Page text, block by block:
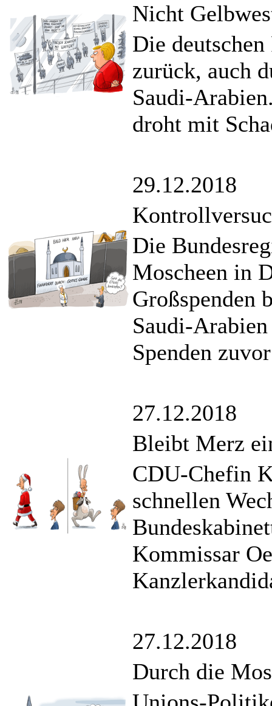
Nicht
Die
zurück, auch
Saudi-
droht mit
29.12.2018
Die
Moscheen in
Großspenden
Saudi-
Spenden
27.12.2018
Bleibt Merz
CDU-Chefin
schnellen
Kommissar
27.12.2018
Durch die